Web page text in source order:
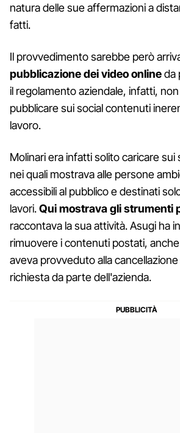
natura delle sue affermazioni a
fatti.
Il provvedimento sarebbe però
pubblicazione dei video onlineda
il regolamento aziendale, infatti,
pubblicare sui social contenuti
lavoro.
Molinari era infatti solito caricare sui
nei quali mostrava alle persone
accessibili al pubblico e destinati
lavori.Qui mostrava gli strumenti
raccontava la sua attività. Asugi ha
rimuovere i contenuti postati,
aveva provveduto alla
richiesta da parte dell'azienda.